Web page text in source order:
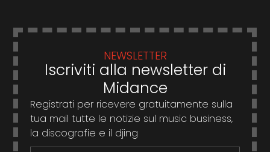
NEWSLETTER
Iscriviti alla newsletter di
Midance
Registrati per ricevere gratuitamente sulla
tua mail tutte le notizie sul music business,
la discografie e il djing